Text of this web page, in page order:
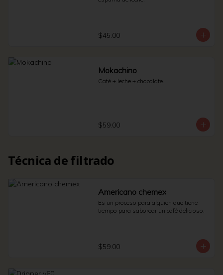
$45.00
Mokachino
Café + leche + chocolate.
$59.00
Técnica de filtrado
Americano chemex
Es un proceso para alguien que tiene
tiempo para saborear un café delicioso.
$59.00